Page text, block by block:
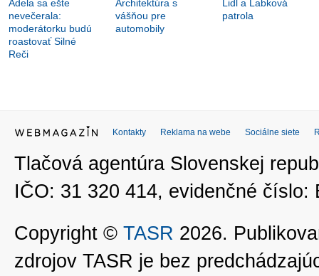
Adela sa ešte
nevečerala:
moderátorku budú
roastovať Silné
Reči
Architektúra s
vášňou pre
automobily
Lidl a Labková
patrola
Kontakty Reklama na webe Sociálne siete
Tlačová agentúra Slovenskej
IČO: 31 320 414, evidenčné číslo:
Copyright © TASR 2026.
zdrojov TASR je bez